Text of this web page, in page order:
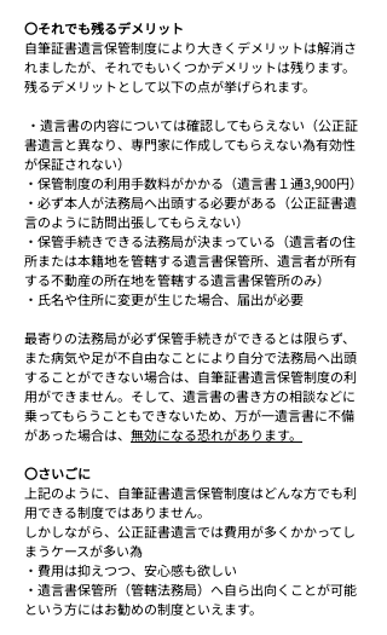
〇それでも残るデメリット
自筆証書遺言保管制度により大きくデメリットは解消さ
れましたが、それでもいくつかデメリットは残ります。
残るデメリットとして以下の点が挙げられます。
・遺言書の内容については確認してもらえない（公正証
書遺言と異なり、専門家に作成してもらえない為有効性
が保証されない）
・保管制度の利用手数料がかかる（遺言書１通3,900円）
・必ず本人が法務局へ出頭する必要がある（公正証書遺
言のように訪問出張してもらえない）
・保管手続きできる法務局が決まっている（遺言者の住
所または本籍地を管轄する遺言書保管所、遺言者が所有
する不動産の所在地を管轄する遺言書保管所のみ）
・氏名や住所に変更が生じた場合、届出が必要
最寄りの法務局が必ず保管手続きができるとは限らず、
また病気や足が不自由なことにより自分で法務局へ出頭
することができない場合は、自筆証書遺言保管制度の利
用ができません。そして、遺言書の書き方の相談などに
乗ってもらうこともできないため、万が一遺言書に不備
があった場合は、 無効になる恐れがあります。
〇さいごに
上記のように、自筆証書遺言保管制度はどんな方でも利
用できる制度ではありません。
しかしながら、公正証書遺言では費用が多くかかってし
まうケースが多い為
・費用は抑えつつ、安心感も欲しい
・遺言書保管所（管轄法務局）へ自ら出向くことが可能
という方にはお勧めの制度といえます。